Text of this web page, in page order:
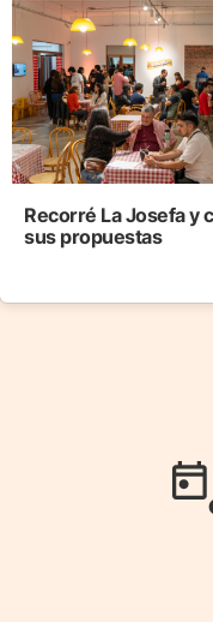
Recorré La Josefa y
sus propuestas